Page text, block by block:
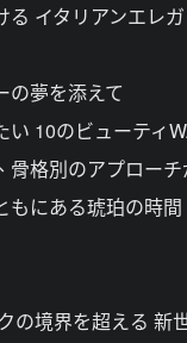
る イタリアンエレ
の夢を添えて
い 10のビューティ
骨格別のアプローチ
もにある琥珀の時間
の境界を超える 新